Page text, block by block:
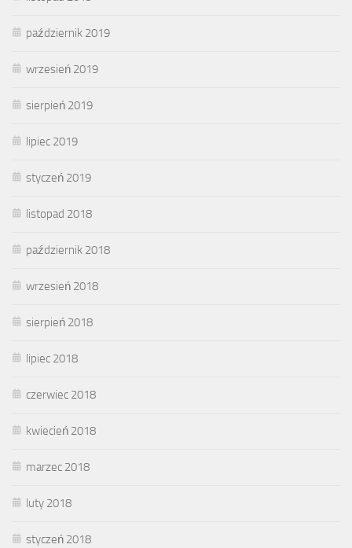
październik 2019
wrzesień 2019
sierpień 2019
lipiec 2019
styczeń 2019
listopad 2018
październik 2018
wrzesień 2018
sierpień 2018
lipiec 2018
czerwiec 2018
kwiecień 2018
marzec 2018
luty 2018
styczeń 2018